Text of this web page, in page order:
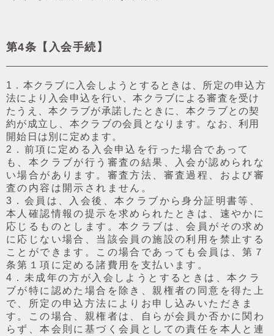
第4条【⼊会⼿続】
1．本クラブに入会しようとするときは、所定の申込⽅
法により入会申込を⾏い、本クラブによる審査を受け
たうえ、本クラブが承諾したときに、本クラブとの契
約が成⽴し、本クラブの会員となります。なお、利⽤
開始⽇は別に定めます。
2．前項に定める入会申込を⾏った場合であって
も、本クラブが⾏う審査の結果、入会が認められな
い場合があります。審査⽅法、審査過程、および審
査の内容は開⽰されません。
3．会員は、入会後、本クラブから⾝分証明書等、
本⼈確認情報の提⽰を求められたときは、速やかに
応じるものとします。本クラブは、会員がその求め
に応じない場合、当該会員の施設の利⽤を禁⽌する
ことができます。この場合であっても会員は、第７
条第１項に定める諸費⽤を⽀払います。
4．未成年の⽅が入会しようとするときは、本クラ
ブが特に認めた場合を除き、親権者の同意を得た上
で、所定の申込⽅法によりお申し込みいただきま
す。この場合、親権者は、⾃らが会員か否かに関わ
らず、本会則に基づく会員としての責任を本⼈と連